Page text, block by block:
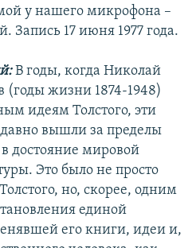
у нашего микрофона –
Запись 17 июня 1977 года.
В годы, когда Николай
(годы жизни 1874-1948)
идеям Толстого, эти
вышли за пределы
достояние мировой
Это было не просто
но, скорее, одним
единой
его книги, идеи и,